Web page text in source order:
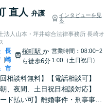
直人 弁護
インタビューを見
る
法人山本・坪井綜合法律事務所 長崎オ
|
長
崎
市
桜町駅か
ら徒歩6分
営業時間：08:00~2
1:00（土日祝日）
回相談料無料】【電話相談可】
朝、夜間、土日祝日相談対応】
ード払い可】離婚事件・刑事事